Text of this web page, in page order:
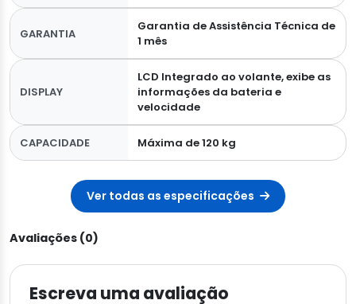
GARANTIA
Garantia de Assistência Técnica de
1 mês
DISPLAY
LCD Integrado ao volante, exibe as
informações da bateria e
velocidade
CAPACIDADE Máxima de 120 kg
Ver todas as especificações
Avaliações (0)
Escreva uma avaliação